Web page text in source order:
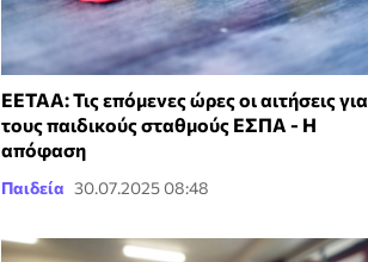
ΕΕΤΑΑ: Τις επόμενες ώρες οι αιτήσεις για
τους παιδικούς σταθμούς ΕΣΠΑ - Η
απόφαση
Παιδεία 30.07.2025 08:48